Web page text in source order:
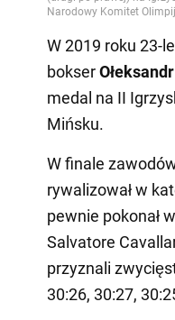
W 2019 roku 23-
bokser
medal na II
Mińsku.
W finale
rywalizował w
pewnie pokonał
Salvatore
przyznali
30:26, 30:27,